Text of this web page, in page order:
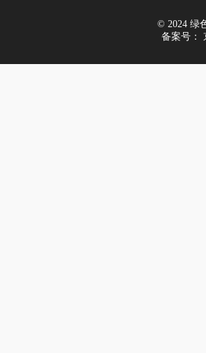
© 2024 绿
备案号：